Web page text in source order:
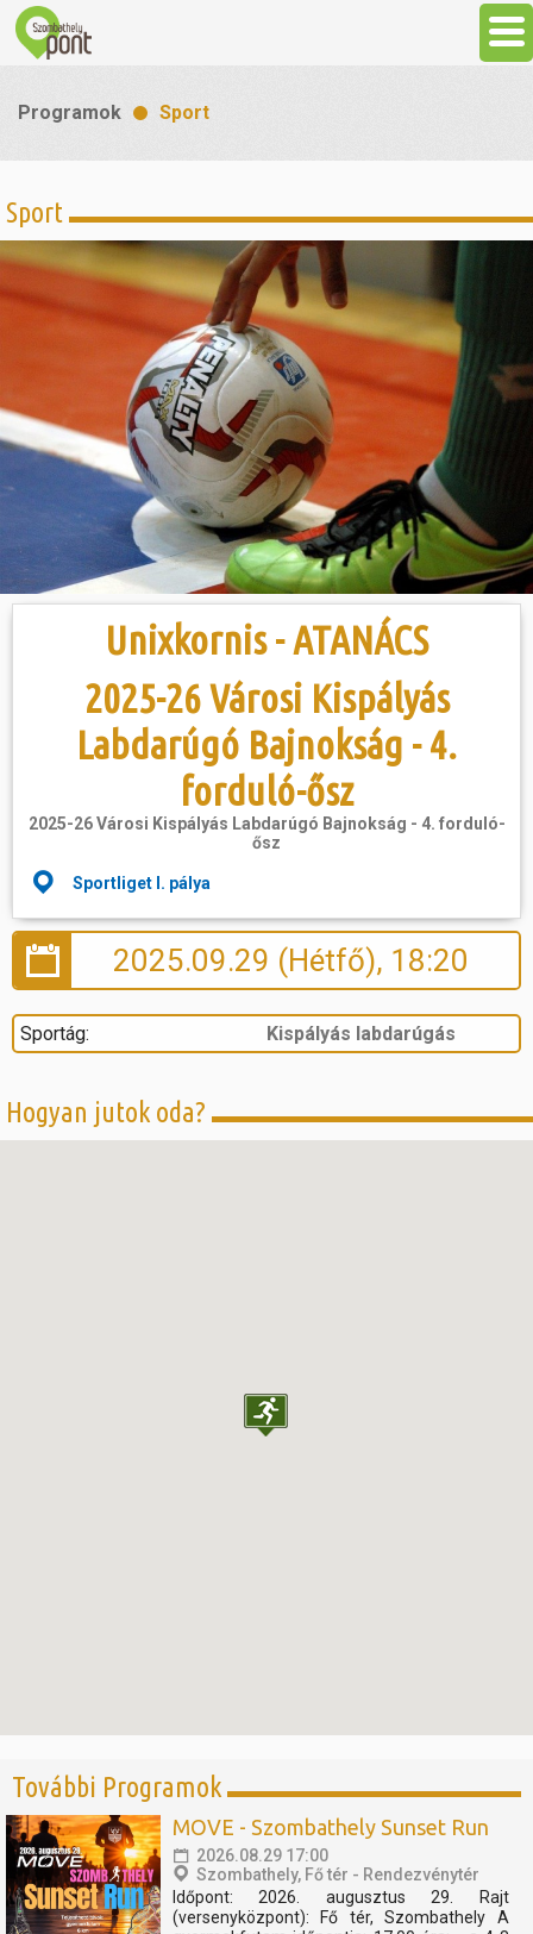
Látnivalók
Gasztronómia
Sport
Szabadidő
Hasznos
Programok Sport
Sport
Unixkornis - ATANÁCS
2025-26 Városi Kispályás
Labdarúgó Bajnokság - 4.
forduló-ősz
2025-26 Városi Kispályás Labdarúgó Bajnokság - 4. forduló-
ősz
Sportliget I. pálya
2025.09.29 (Hétfő), 18:20
Sportág: Kispályás labdarúgás
Hogyan jutok oda?
További Programok
MOVE - Szombathely Sunset Run
2026.08.29 17:00
Szombathely, Fő tér - Rendezvénytér
Időpont: 2026. augusztus 29. Rajt
(versenyközpont): Fő tér, Szombathely A